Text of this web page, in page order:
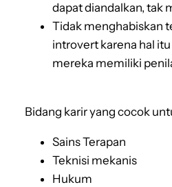
dapat diandalkan, tak
Tidak menghabiskan
introvert karena hal
mereka memiliki
Bidang karir yang cocok
Sains Terapan
Teknisi mekanis
Hukum